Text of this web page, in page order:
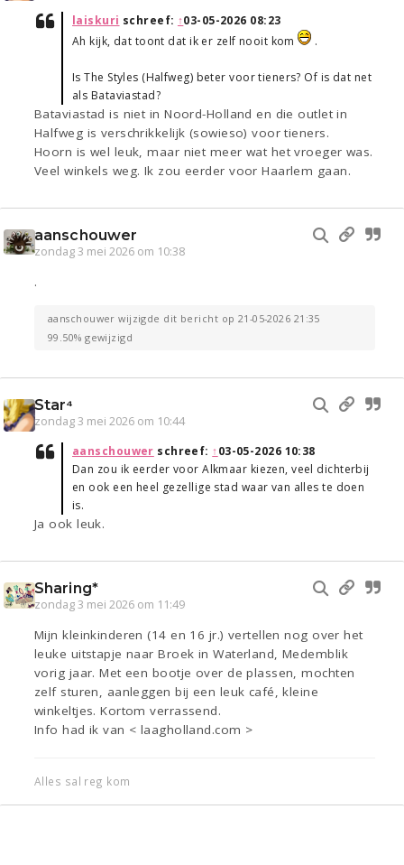
laiskuri schreef: ↑03-05-2026 08:23
Ah kijk, dat toont dat ik er zelf nooit kom
.
Is The Styles (Halfweg) beter voor tieners? Of is dat net
als Bataviastad?
Bataviastad is niet in Noord-Holland en die outlet in
Halfweg is verschrikkelijk (sowieso) voor tieners.
Hoorn is wel leuk, maar niet meer wat het vroeger was.
Veel winkels weg. Ik zou eerder voor Haarlem gaan.
aanschouwer
zondag 3 mei 2026 om 10:38
.
aanschouwer wijzigde dit bericht op 21-05-2026 21:35
99.50% gewijzigd
Star⁴
zondag 3 mei 2026 om 10:44
aanschouwer schreef: ↑03-05-2026 10:38
Dan zou ik eerder voor Alkmaar kiezen, veel dichterbij
en ook een heel gezellige stad waar van alles te doen
is.
Ja ook leuk.
Sharing*
zondag 3 mei 2026 om 11:49
Mijn kleinkinderen (14 en 16 jr.) vertellen nog over het
leuke uitstapje naar Broek in Waterland, Medemblik
vorig jaar. Met een bootje over de plassen, mochten
zelf sturen, aanleggen bij een leuk café, kleine
winkeltjes. Kortom verrassend.
Info had ik van < laagholland.com >
Alles sal reg kom